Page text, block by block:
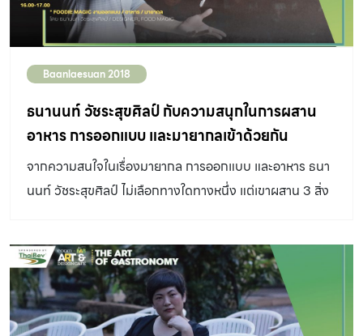
Baanlaesuan 2018
ธนานนท์ วัชระสุขศิลป์ กับความสนุกในการผสาน
อาหาร การออกแบบ และมายากลเข้าด้วยกัน
จากความสนใจในเรื่องมายากล การออกแบบ และอาหาร ธนา
นนท์ วัชระสุขศิลป์ ไม่เลือกทางใดทางหนึ่ง แต่เขาผสาน 3 สิ่ง